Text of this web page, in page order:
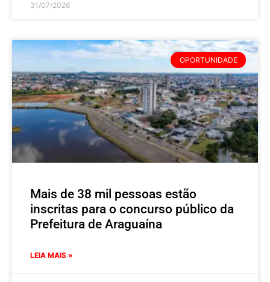
31/07/2026
OPORTUNIDADE
Mais de 38 mil pessoas estão
inscritas para o concurso público da
Prefeitura de Araguaína
LEIA MAIS »